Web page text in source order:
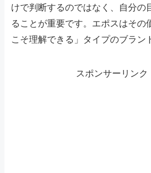
けで判断するのではなく、自分の
ることが重要です。エポスはその
こそ理解できる」タイプのブラン
スポンサーリンク